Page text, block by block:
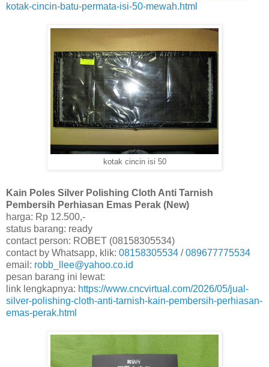
kotak-cincin-batu-permata-isi-50-mewah.html
kotak cincin isi 50
Kain Poles Silver Polishing Cloth Anti Tarnish
Pembersih Perhiasan Emas Perak (New)
harga: Rp 12.500,-
status barang: ready
contact person: ROBET (08158305534)
contact by Whatsapp, klik: 08158305534 /089677775534
email: robb_llee@yahoo.co.id
pesan barang ini lewat:
link lengkapnya: https://www.cncvirtual.com/2026/05/jual-
silver-polishing-cloth-anti-tarnish-kain-pembersih-perhiasan-
emas-perak.html